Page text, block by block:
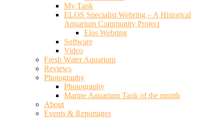
My Tank
ELOS Specialist Webring – A Historical
Aquarium Community Project
Elos Webring
Software
Video
Fresh Water Aquarium
Reviews
Photography
Photography
Marine Aquarium Tank of the month
About
Events & Reportages